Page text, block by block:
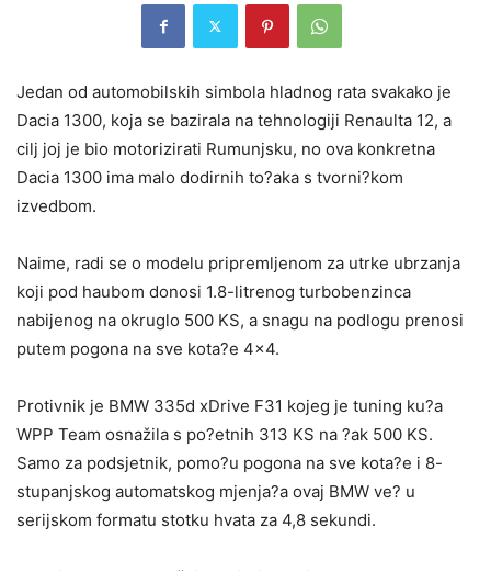
Jedan od automobilskih simbola hladnog rata svakako je
Dacia 1300, koja se bazirala na tehnologiji Renaulta 12, a
cilj joj je bio motorizirati Rumunjsku, no ova konkretna
Dacia 1300 ima malo dodirnih to?aka s tvorni?kom
izvedbom.
Naime, radi se o modelu pripremljenom za utrke ubrzanja
koji pod haubom donosi 1.8-litrenog turbobenzinca
nabijenog na okruglo 500 KS, a snagu na podlogu prenosi
putem pogona na sve kota?e 4×4.
Protivnik je BMW 335d xDrive F31 kojeg je tuning ku?a
WPP Team osnažila s po?etnih 313 KS na ?ak 500 KS.
Samo za podsjetnik, pomo?u pogona na sve kota?e i 8-
stupanjskog automatskog mjenja?a ovaj BMW ve? u
serijskom formatu stotku hvata za 4,8 sekundi.